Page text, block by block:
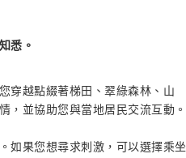
悉。
穿越點綴著梯田、翠綠森林、山
，並協助您與當地居民交流互動。
如果您想尋求刺激，可以選擇乘坐